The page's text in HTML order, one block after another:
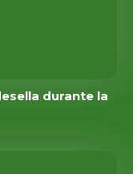
durante la